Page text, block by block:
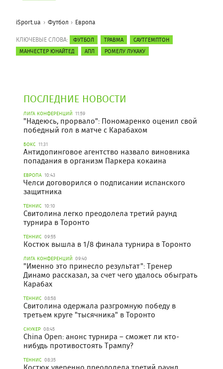
iSport.ua Футбол Европа
КЛЮЧЕВЫЕ СЛОВА: ФУТБОЛ ТРАВМА
САУТГЕМПТОН
МАНЧЕСТЕР ЮНАЙТЕД
АПЛ РОМЕЛУ ЛУКАКУ
ПОСЛЕДНИЕ НОВОСТИ
ЛИГА КОНФЕРЕНЦИЙ 11:59
"Надеюсь, прорвало": Пономаренко оценил свой
победный гол в матче с Карабахом
БОКС 11:31
Антидопинговое агентство назвало виновника
попадания в организм Паркера кокаина
ЕВРОПА 10:43
Челси договорился о подписании испанского
защитника
ТЕННИС 10:10
Свитолина легко преодолела третий раунд
турнира в Торонто
ТЕННИС 09:55
Костюк вышла в 1/8 финала турнира в Торонто
ЛИГА КОНФЕРЕНЦИЙ 09:40
"Именно это принесло результат": Тренер
Динамо рассказал, за счет чего удалось обыграть
Карабах
ТЕННИС 08:58
Свитолина одержала разгромную победу в
третьем круге "тысячника" в Торонто
СНУКЕР 08:45
China Open: анонс турнира – сможет ли кто-
нибудь противостоять Трампу?
ТЕННИС 08:35